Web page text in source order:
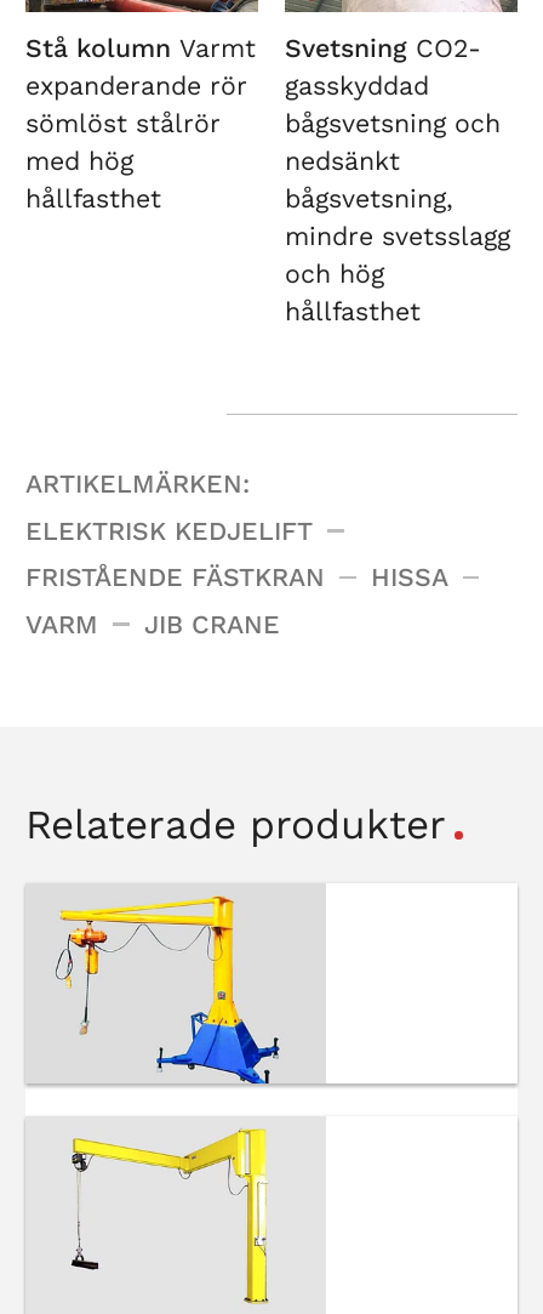
Stå kolumnVarmt
expanderande rör
sömlöst stålrör
med hög
hållfasthet
Svetsning CO2-
gasskyddad
bågsvetsning och
nedsänkt
bågsvetsning,
mindre svetsslagg
och hög
hållfasthet
ARTIKELMÄRKEN:
ELEKTRISK KEDJELIFT
FRISTÅENDE FÄSTKRAN
HISSA
VARM
JIB CRANE
Relaterade produkter